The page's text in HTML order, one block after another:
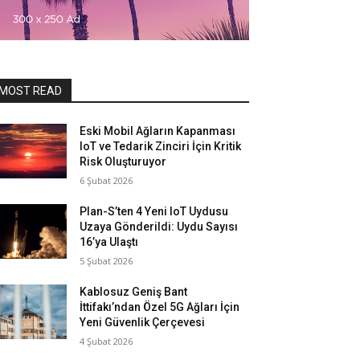
READ
Eski Mobil Ağların Kapanması
IoT ve Tedarik Zinciri İçin Kritik
Risk Oluşturuyor
6 Şubat 2026
Plan-S’ten 4 Yeni IoT Uydusu
Uzaya Gönderildi: Uydu Sayısı
16’ya Ulaştı
5 Şubat 2026
Kablosuz Geniş Bant
İttifakı’ndan Özel 5G Ağları İçin
Yeni Güvenlik Çerçevesi
4 Şubat 2026